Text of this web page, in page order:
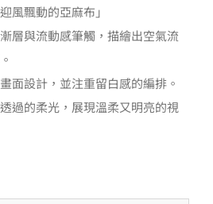
風飄動的亞麻布」
層與流動感筆觸，描繪出空氣流
面設計，並注重留白感的編排。
過的柔光，展現溫柔又明亮的視